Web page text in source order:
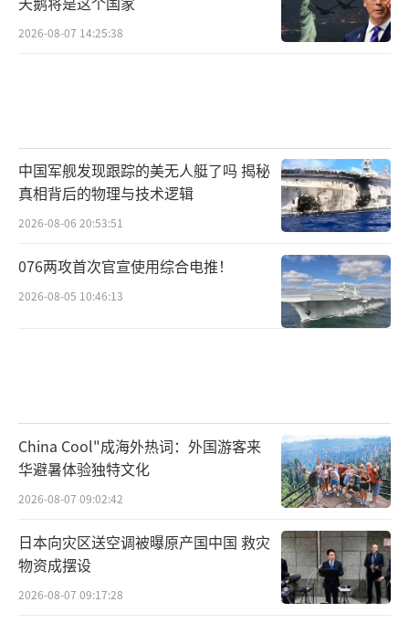
2026-08-07 14:25:38
中国军舰发现跟踪的美无人艇了吗 揭秘
真相背后的物理与技术逻辑
2026-08-06 20:53:51
076两攻首次官宣使用综合电推！
2026-08-05 10:46:13
China Cool"成海外热词：外国游客来
华避暑体验独特文化
2026-08-07 09:02:42
日本向灾区送空调被曝原产国中国 救灾
物资成摆设
2026-08-07 09:17:28